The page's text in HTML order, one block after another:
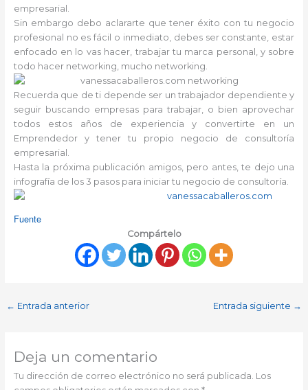
empresarial.
Sin embargo debo aclararte que tener éxito con tu negocio
profesional no es fácil o inmediato, debes ser constante, estar
enfocado en lo vas hacer, trabajar tu marca personal, y sobre
todo hacer networking, mucho networking.
Recuerda que de ti depende ser un trabajador dependiente y
seguir buscando empresas para trabajar, o bien aprovechar
todos estos años de experiencia y convertirte en un
Emprendedor y tener tu propio negocio de consultoría
empresarial.
Hasta la próxima publicación amigos, pero antes, te dejo una
infografía de los 3 pasos para iniciar tu negocio de consultoría.
Fuente
Compártelo
← Entrada anterior Entrada siguiente →
Deja un comentario
Tu dirección de correo electrónico no será publicada. Los